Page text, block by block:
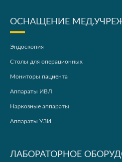
ОСНАЩЕНИЕ
Эндоскопия
Столы для операционных
Мониторы пациента
Аппараты ИВЛ
Наркозные аппараты
Аппараты УЗИ
ЛАБОРАТОРНОЕ